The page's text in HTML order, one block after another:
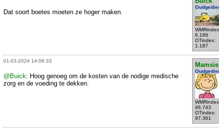
6.166
OTindex:
1.187
Dat soort boetes moeten ze hoger maken.
01-03-2024 14:06:33
Mamsie
46.743
OTindex:
97.361
@Buick: Hoog genoeg om de kosten van de nodige medische
zorg en de voeding te dekken.